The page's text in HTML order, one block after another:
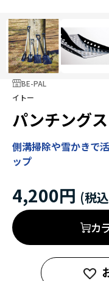
BE-PAL
イトー
パンチング
側溝掃除や雪かきで
ップ
4,200円
カ